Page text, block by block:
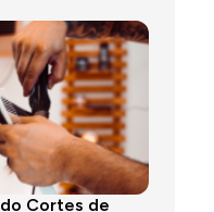
Cortes de